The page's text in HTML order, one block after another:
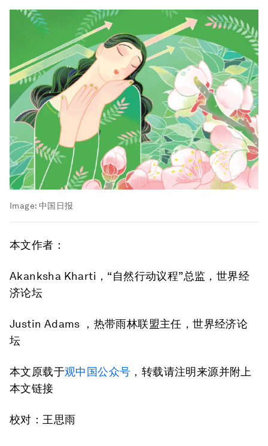
Image: 中国日报
本文作者：
Akanksha Kharti，“自然行动议程”总监，世界经
济论坛
Justin Adams ，热带雨林联盟主任，世界经济论
坛
本文原载于观中国公众号 ，转载请注明来源并附上
本文链接
校对：王思雨